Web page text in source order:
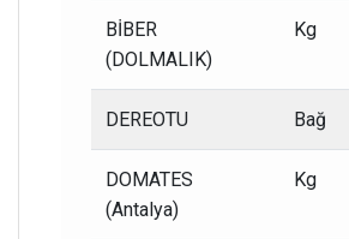
BİBER
(DOLMALIK)
Kg
DEREOTU Bağ
DOMATES
(Antalya)
Kg